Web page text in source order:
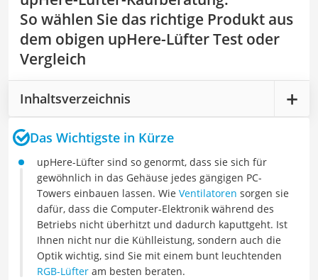
So wählen Sie das richtige Produkt aus
dem obigen upHere-Lüfter Test oder
Vergleich
Inhaltsverzeichnis
Das Wichtigste in Kürze
upHere-Lüfter sind so genormt, dass sie sich für
gewöhnlich in das Gehäuse jedes gängigen PC-
Towers einbauen lassen. Wie Ventilatoren sorgen sie
dafür, dass die Computer-Elektronik während des
Betriebs nicht überhitzt und dadurch kaputtgeht. Ist
Ihnen nicht nur die Kühlleistung, sondern auch die
Optik wichtig, sind Sie mit einem bunt leuchtenden
RGB-Lüfter am besten beraten.